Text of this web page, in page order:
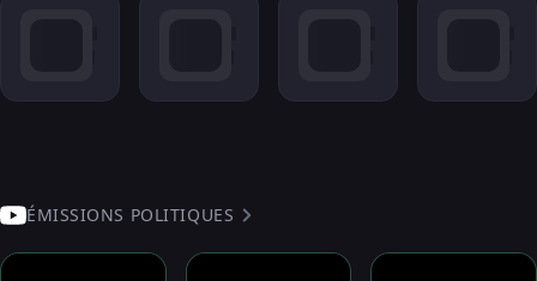
ÉMISSIONS POLITIQUES